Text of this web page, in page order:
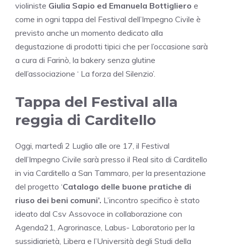
violiniste Giulia Sapio ed Emanuela Bottigliero e
come in ogni tappa del Festival dell’Impegno Civile è
previsto anche un momento dedicato alla
degustazione di prodotti tipici che per l’occasione sarà
a cura di Farinò, la bakery senza glutine
dell’associazione ‘ La forza del Silenzio’.
Tappa del Festival alla
reggia di Carditello
Oggi, martedì 2 Luglio alle ore 17, il Festival
dell’Impegno Civile sarà presso il Real sito di Carditello
in via Carditello a San Tammaro, per la presentazione
del progetto ‘Catalogo delle buone pratiche di
riuso dei beni comuni’. L’incontro specifico è stato
ideato dal Csv Assovoce in collaborazione con
Agenda21, Agrorinasce, Labus- Laboratorio per la
sussidiarietà, Libera e l’Università degli Studi della